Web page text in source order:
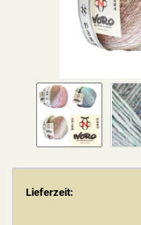
Lieferzeit: